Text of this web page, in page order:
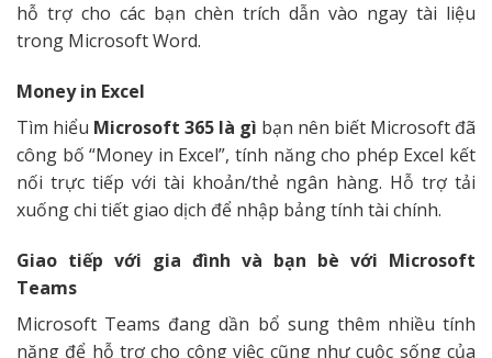
hỗ trợ cho các bạn chèn trích dẫn vào ngay tài liệu
trong Microsoft Word.
Money in Excel
Tìm hiểu Microsoft 365 là gì bạn nên biết Microsoft đã
công bố “Money in Excel”, tính năng cho phép Excel kết
nối trực tiếp với tài khoản/thẻ ngân hàng. Hỗ trợ tải
xuống chi tiết giao dịch để nhập bảng tính tài chính.
Giao tiếp với gia đình và bạn bè với Microsoft
Teams
Microsoft Teams đang dần bổ sung thêm nhiều tính
năng để hỗ trợ cho công việc cũng như cuộc sống của